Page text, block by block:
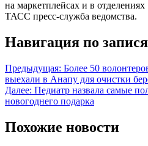
на маркетплейсах и в
ТАСС пресс-служба ведомства.
Навигация по
Предыдущая: Более 50
выехали в Анапу для очистки
Далее: Педиатр назвала самые
новогоднего подарка
Похожие новости